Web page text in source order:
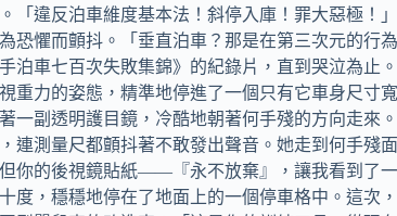
「違反泊車維度基本法！斜停入庫！罪大惡極！
懼而顫抖。「垂直泊車？那是在第三次元的行
車七百次失敗集錦》的紀錄片，直到哭泣為止
力的姿態，精準地停進了一個只有它車身尺寸
一副透明護目鏡，冷酷地朝著何手殘的方向走來
測量尺都顫抖著不敢發出聲音。她走到何手殘
你的後視鏡貼紙——『永不放棄』，讓我看到了
度，穩穩地停在了地面上的一個停車格中。這